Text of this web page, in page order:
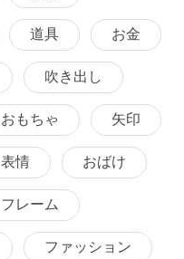
道具 お金
吹き出し
おもちゃ 矢印
表情 おばけ
フレーム
ファッション